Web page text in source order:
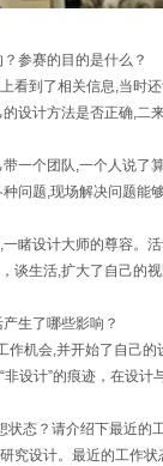
参赛的目的是什么？
看到了相关信息,当时
设计方法是否正确,二
一个团队,一个人说了
问题,现场解决问题能
睹设计大师的尊容。
谈生活,扩大了自己的
生了哪些影响？
作机会,并开始了自己
设计”的痕迹，在设
状态？请介绍下最近的
究设计。最近的工作